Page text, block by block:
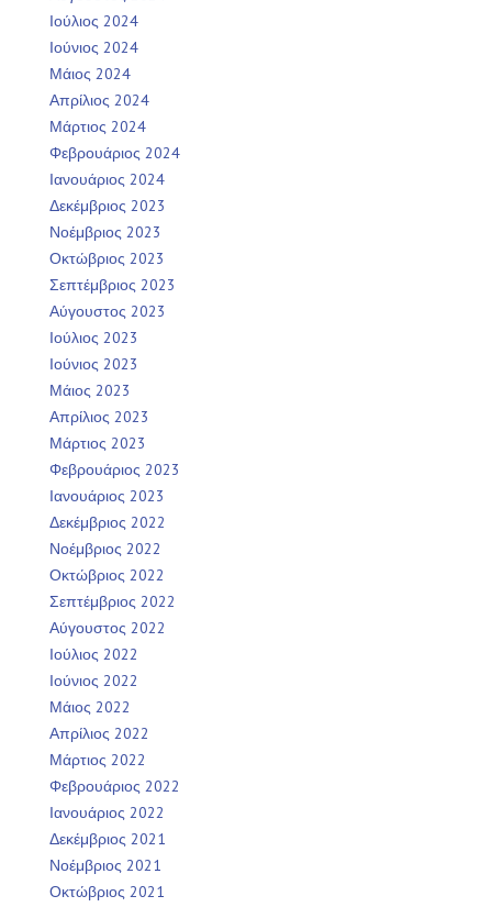
Ιούλιος 2024
Ιούνιος 2024
Μάιος 2024
Απρίλιος 2024
Μάρτιος 2024
Φεβρουάριος 2024
Ιανουάριος 2024
Δεκέμβριος 2023
Νοέμβριος 2023
Οκτώβριος 2023
Σεπτέμβριος 2023
Αύγουστος 2023
Ιούλιος 2023
Ιούνιος 2023
Μάιος 2023
Απρίλιος 2023
Μάρτιος 2023
Φεβρουάριος 2023
Ιανουάριος 2023
Δεκέμβριος 2022
Νοέμβριος 2022
Οκτώβριος 2022
Σεπτέμβριος 2022
Αύγουστος 2022
Ιούλιος 2022
Ιούνιος 2022
Μάιος 2022
Απρίλιος 2022
Μάρτιος 2022
Φεβρουάριος 2022
Ιανουάριος 2022
Δεκέμβριος 2021
Νοέμβριος 2021
Οκτώβριος 2021